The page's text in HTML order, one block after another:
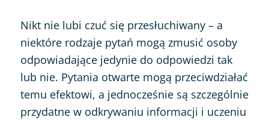
Nikt nie lubi czuć się przesłuchiwany – a
niektóre rodzaje pytań mogą zmusić osoby
odpowiadające jedynie do odpowiedzi tak
lub nie. Pytania otwarte mogą przeciwdziałać
temu efektowi, a jednocześnie są szczególnie
przydatne w odkrywaniu informacji i uczeniu